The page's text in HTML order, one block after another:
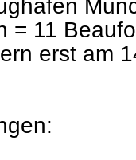
= 11
erst am